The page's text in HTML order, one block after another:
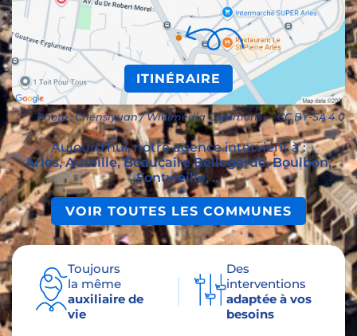
ITINÉRAIRE
Photo : Chensiyuan / Wikimedia Commons — CC BY-SA 4.0
Aujourd'hui, notre agence intervient à :
Arles, Aureille, Beaucaire Bellegarde, Boulbon,
Fontvieille, ...
VOIR TOUTES LES COMMUNES
Toujours
la même
auxiliaire de
vie
Des
interventions
adaptée à vos
besoins